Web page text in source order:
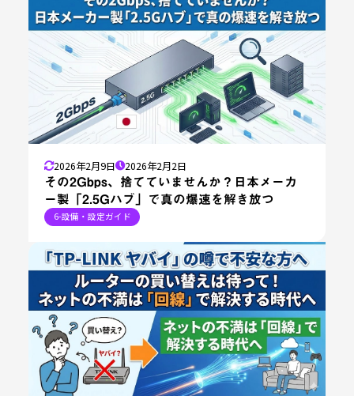
2026年2月9日 2026年2月2日
その2Gbps、捨てていませんか？日本メーカ
ー製「2.5Gハブ」で真の爆速を解き放つ
6-設備・設定ガイド